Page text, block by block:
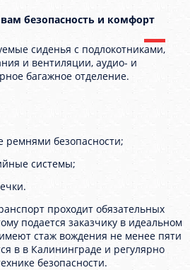
безопасность и комфорт
сиденья с подлокотниками,
и вентиляции, аудио- и
багажное отделение.
ремнями безопасности;
системы;
проходит обязательных
подается заказчику в идеальном
стаж вождения не менее пяти
в в Калининграде и регулярно
безопасности.